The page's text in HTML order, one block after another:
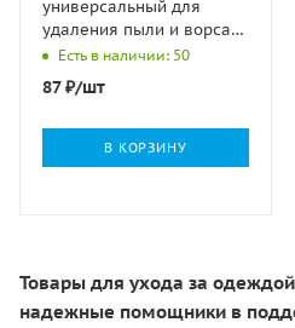
универсальный для
удаления пыли и ворса
20 слоев Ofifice Clean
1/18
Есть в наличии: 50
87₽/шт
В КОРЗИНУ
Товары для ухода за
надежные помощники в